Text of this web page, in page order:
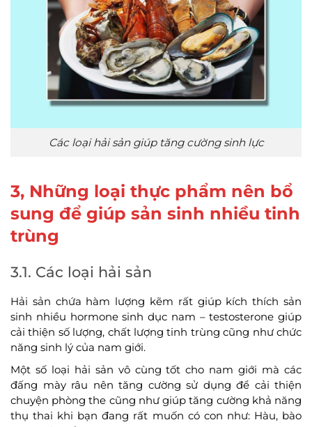
Các loại hải sản giúp tăng cường sinh lực
3, Những loại thực phẩm nên bổ
sung để giúp sản sinh nhiều tinh
trùng
3.1. Các loại hải sản
Hải sản chứa hàm lượng kẽm rất giúp kích thích sản
sinh nhiều hormone sinh dục nam – testosterone giúp
cải thiện số lượng, chất lượng tinh trùng cũng như chức
năng sinh lý của nam giới.
Một số loại hải sản vô cùng tốt cho nam giới mà các
đấng mày râu nên tăng cường sử dụng để cải thiện
chuyện phòng the cũng như giúp tăng cường khả năng
thụ thai khi bạn đang rất muốn có con như: Hàu, bào